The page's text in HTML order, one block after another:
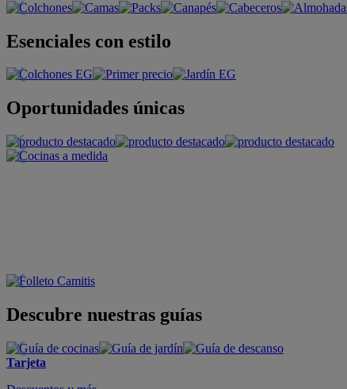
Esenciales con estilo
Oportunidades únicas
Descubre nuestras guías
Tarjeta